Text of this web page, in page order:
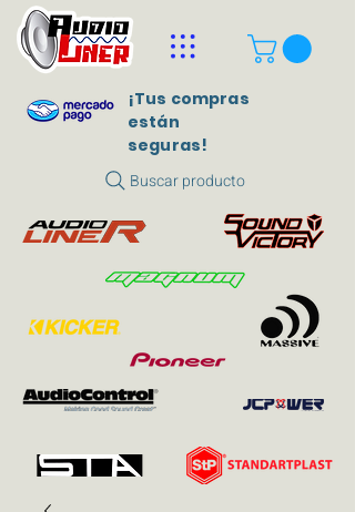
Buscar producto
¡Tus compras
están
seguras!